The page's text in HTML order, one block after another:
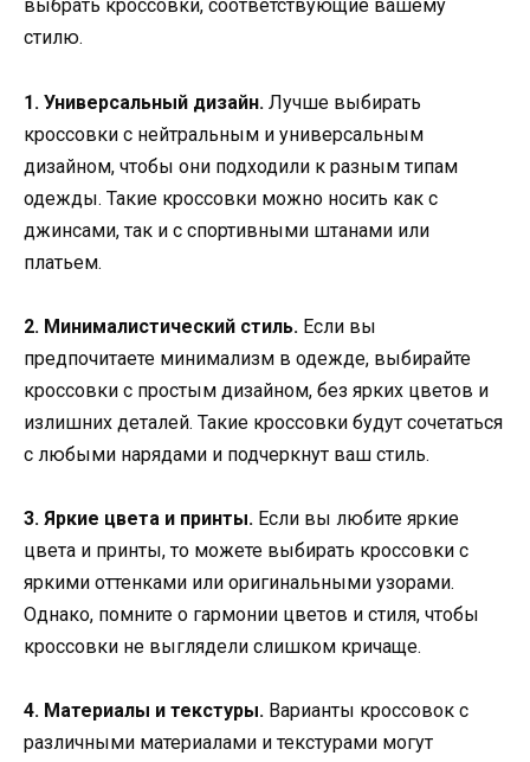
выбрать кроссовки, соответствующие вашему
стилю.
1. Универсальный дизайн. Лучше выбирать
кроссовки с нейтральным и универсальным
дизайном, чтобы они подходили к разным типам
одежды. Такие кроссовки можно носить как с
джинсами, так и с спортивными штанами или
платьем.
2. Минималистический стиль. Если вы
предпочитаете минимализм в одежде, выбирайте
кроссовки с простым дизайном, без ярких цветов и
излишних деталей. Такие кроссовки будут сочетаться
с любыми нарядами и подчеркнут ваш стиль.
3. Яркие цвета и принты. Если вы любите яркие
цвета и принты, то можете выбирать кроссовки с
яркими оттенками или оригинальными узорами.
Однако, помните о гармонии цветов и стиля, чтобы
кроссовки не выглядели слишком кричаще.
4. Материалы и текстуры. Варианты кроссовок с
различными материалами и текстурами могут